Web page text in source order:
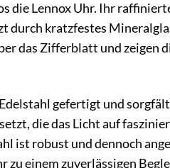
die Lennox Uhr. Ihr
durch kratzfestes
das Zifferblatt und zeigen
gefertigt und
die das Licht auf
ist robust und dennoch
zu einem zuverlässigen